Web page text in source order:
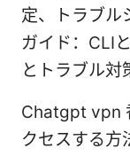
定、トラブル
ガイド：CLI
とトラブル対
Chatgpt vpn
クセスする